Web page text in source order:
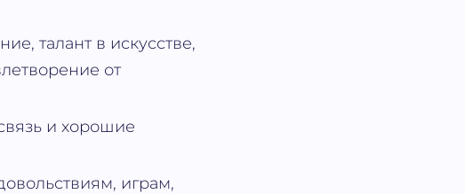
талант в искусстве,
от
и хорошие
играм,